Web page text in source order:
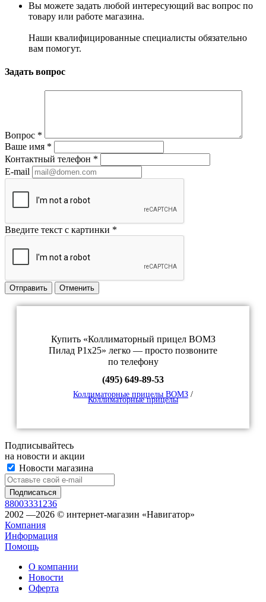
Вы можете задать любой интересующий вас вопрос по
товару или работе магазина.
Наши квалифицированные специалисты обязательно
вам помогут.
Задать вопрос
Вопрос *
Ваше имя *
Контактный телефон *
E-mail
Введите текст с картинки *
Отправить Отменить
Купить «Коллиматорный прицел ВОМЗ
Пилад Р1х25» легко — просто позвоните
по телефону
(495) 649-89-53
Коллиматорные прицелы ВОМЗ /
Коллиматорные прицелы
Подписывайтесь
на новости и акции
Новости магазина
88003331236
2002 —2026 © интернет-магазин «Навигатор»
Компания
Информация
Помощь
О компании
Новости
Оферта